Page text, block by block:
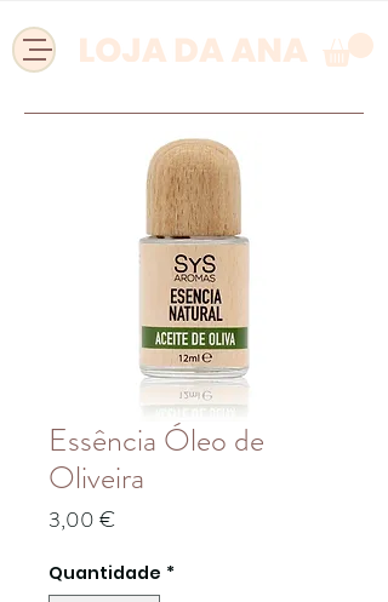
Essência Óleo de
Oliveira
3,00 €Preço
Quantidade *